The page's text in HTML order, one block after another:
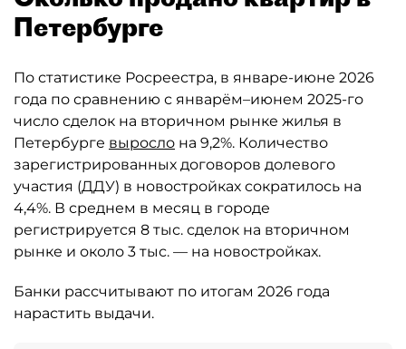
Петербурге
По статистике Росреестра, в январе-июне 2026
года по сравнению с январём–июнем 2025-го
число сделок на вторичном рынке жилья в
Петербурге выросло на 9,2%. Количество
зарегистрированных договоров долевого
участия (ДДУ) в новостройках сократилось на
4,4%. В среднем в месяц в городе
регистрируется 8 тыс. сделок на вторичном
рынке и около 3 тыс. — на новостройках.
Банки рассчитывают по итогам 2026 года
нарастить выдачи.